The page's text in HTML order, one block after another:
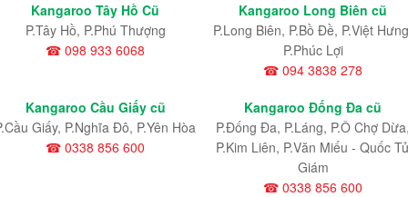
Kangaroo Tây Hồ Cũ
P.Tây Hồ, P.Phú Thượng
☎ 098 933 6068
Kangaroo Long Biên cũ
P.Long Biên, P.Bồ Đề, P.Việt
P.Phúc Lợi
☎ 094 3838 278
Kangaroo Cầu Giấy cũ
Giấy, P.Nghĩa Đô, P.Yên Hòa
☎ 0338 856 600
Kangaroo Đống Đa cũ
P.Đống Đa, P.Láng, P.Ô Chợ
P.Kim Liên, P.Văn Miếu - Quốc
Giám
☎ 0338 856 600